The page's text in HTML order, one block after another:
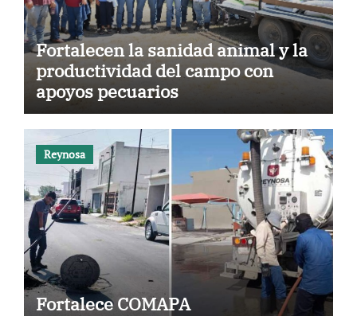
Fortalecen la sanidad animal y la
productividad del campo con
apoyos pecuarios
Reynosa
Fortalece COMAPA